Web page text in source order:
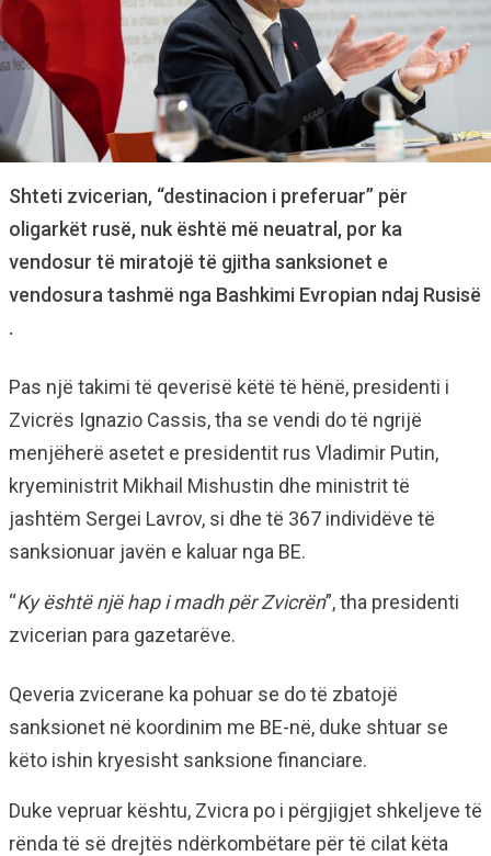
Shteti zvicerian, “destinacion i preferuar” për
oligarkët rusë, nuk është më neuatral, por ka
vendosur të miratojë të gjitha sanksionet e
vendosura tashmë nga Bashkimi Evropian ndaj Rusisë
.
Pas një takimi të qeverisë këtë të hënë, presidenti i
Zvicrës Ignazio Cassis, tha se vendi do të ngrijë
menjëherë asetet e presidentit rus Vladimir Putin,
kryeministrit Mikhail Mishustin dhe ministrit të
jashtëm Sergei Lavrov, si dhe të 367 individëve të
sanksionuar javën e kaluar nga BE.
“Ky është një hap i madh për Zvicrën”, tha presidenti
zvicerian para gazetarëve.
Qeveria zvicerane ka pohuar se do të zbatojë
sanksionet në koordinim me BE-në, duke shtuar se
këto ishin kryesisht sanksione financiare.
Duke vepruar kështu, Zvicra po i përgjigjet shkeljeve të
rënda të së drejtës ndërkombëtare për të cilat këta